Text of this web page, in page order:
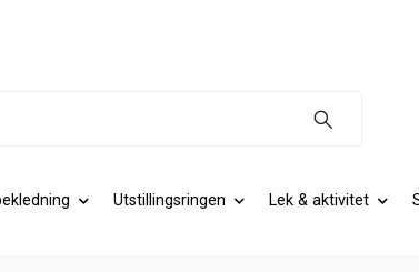
Utstillingsringen Lek & aktivitet